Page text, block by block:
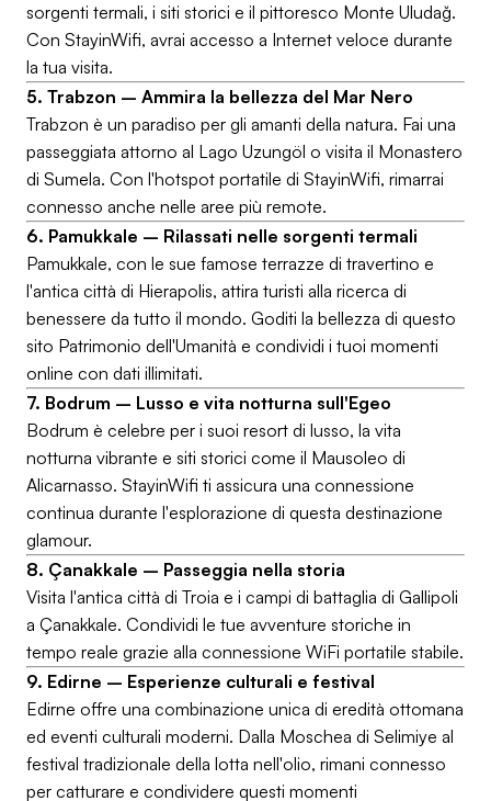
sorgenti termali, i siti storici e il pittoresco Monte Uludağ.
Con StayinWifi, avrai accesso a Internet veloce durante
la tua visita.
5. Trabzon – Ammira la bellezza del Mar Nero
Trabzon è un paradiso per gli amanti della natura. Fai una
passeggiata attorno al Lago Uzungöl o visita il Monastero
di Sumela. Con l'hotspot portatile di StayinWifi, rimarrai
connesso anche nelle aree più remote.
6. Pamukkale – Rilassati nelle sorgenti termali
Pamukkale, con le sue famose terrazze di travertino e
l'antica città di Hierapolis, attira turisti alla ricerca di
benessere da tutto il mondo. Goditi la bellezza di questo
sito Patrimonio dell'Umanità e condividi i tuoi momenti
online con dati illimitati.
7. Bodrum – Lusso e vita notturna sull'Egeo
Bodrum è celebre per i suoi resort di lusso, la vita
notturna vibrante e siti storici come il Mausoleo di
Alicarnasso. StayinWifi ti assicura una connessione
continua durante l'esplorazione di questa destinazione
glamour.
8. Çanakkale – Passeggia nella storia
Visita l'antica città di Troia e i campi di battaglia di Gallipoli
a Çanakkale. Condividi le tue avventure storiche in
tempo reale grazie alla connessione WiFi portatile stabile.
9. Edirne – Esperienze culturali e festival
Edirne offre una combinazione unica di eredità ottomana
ed eventi culturali moderni. Dalla Moschea di Selimiye al
festival tradizionale della lotta nell'olio, rimani connesso
per catturare e condividere questi momenti